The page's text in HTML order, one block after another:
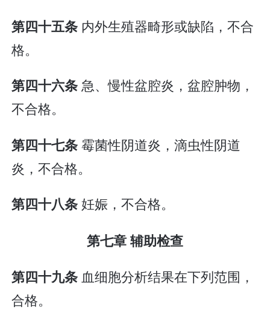
第四十五条 内外生殖器畸形或缺陷，不合
格。
第四十六条急、慢性盆腔炎，盆腔肿物，
不合格。
第四十七条霉菌性阴道炎，滴虫性阴道
炎，不合格。
第四十八条妊娠，不合格。
第七章 辅助检查
第四十九条血细胞分析结果在下列范围，
合格。